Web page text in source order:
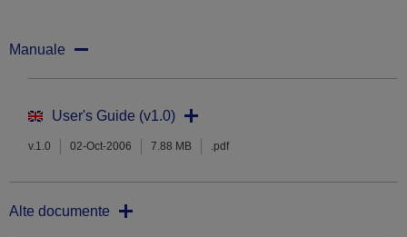
Manuale
User's Guide (v1.0)
v.1.0 02-Oct-2006 7.88 MB .pdf
Alte documente